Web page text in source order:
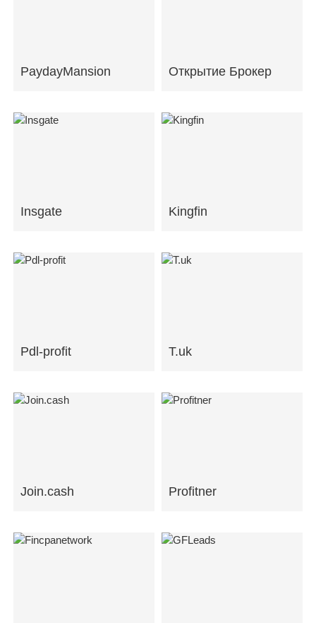
PaydayMansion Открытие Брокер
Insgate Kingfin
Pdl-profit T.uk
Join.cash Profitner